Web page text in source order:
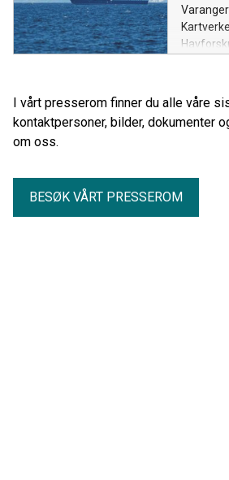
I vårt presserom finner du alle våre
kontaktpersoner, bilder, dokumenter
om oss.
BESØK VÅRT PRESSEROM